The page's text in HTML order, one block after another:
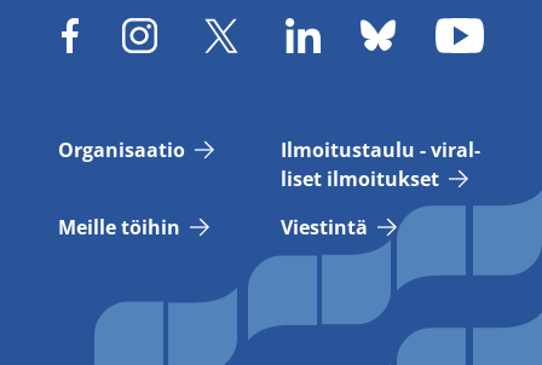
Or­ga­ni­saa­tio
Il­moi­tus­tau­lu - vi­ral­
li­set il­moi­tuk­set
Meil­le töi­hin
Vies­tin­tä